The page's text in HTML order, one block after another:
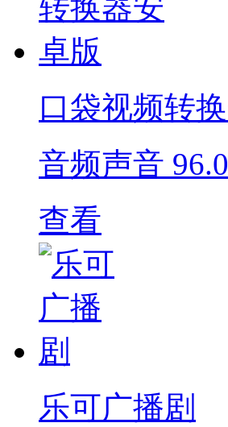
口袋视频转
音频声音
查看
乐可广播剧